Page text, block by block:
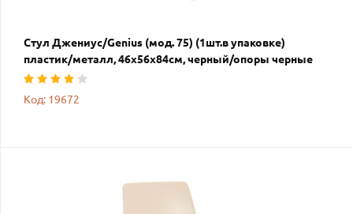
Стул Джениус/Genius (мод. 75) (1шт.в упаковке)
пластик/металл, 46x56x84cм, черный/опоры черные
Код: 19672